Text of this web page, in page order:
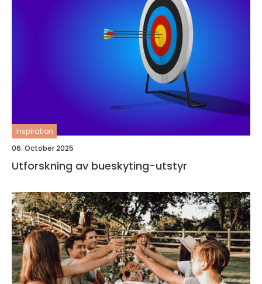
inspiration
06. October 2025
Utforskning av bueskyting-utstyr